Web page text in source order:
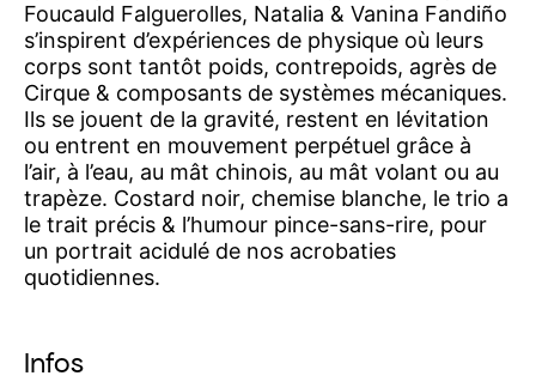
Foucauld Falguerolles, Natalia & Vanina Fandiño
s’inspirent d’expériences de physique où leurs
corps sont tantôt poids, contrepoids, agrès de
Cirque & composants de systèmes mécaniques.
Ils se jouent de la gravité, restent en lévitation
ou entrent en mouvement perpétuel grâce à
l’air, à l’eau, au mât chinois, au mât volant ou au
trapèze. Costard noir, chemise blanche, le trio a
le trait précis & l’humour pince-sans-rire, pour
un portrait acidulé de nos acrobaties
quotidiennes.
Infos